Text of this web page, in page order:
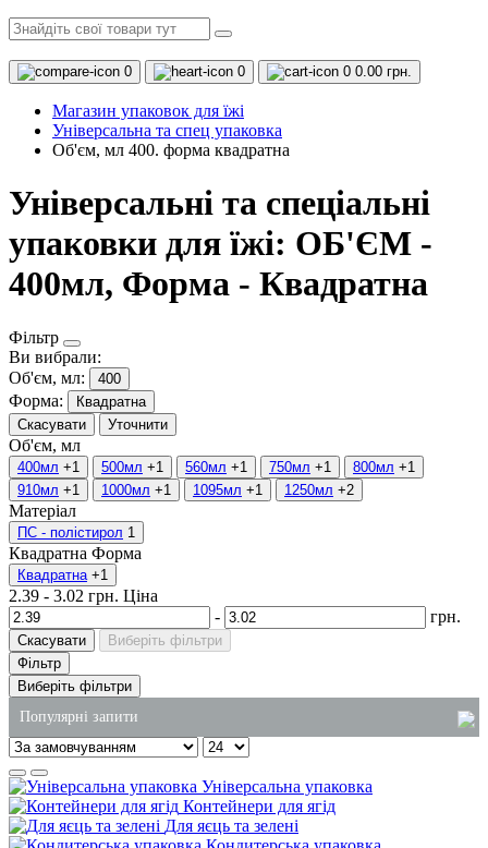
0 0 0 0.00 грн.
Магазин упаковок для їжі
Універсальна та спец упаковка
Об'єм, мл 400. форма квадратна
Універсальні та спеціальні
упаковки для їжі: ОБ'ЄМ -
400мл, Форма - Квадратна
Фільтр
Ви вибрали:
Об'єм, мл:
400
Форма:
Квадратна
Скасувати
Уточнити
Об'єм, мл
400мл +1 500мл +1 560мл +1 750мл +1 800мл +1
910мл +1 1000мл +1 1095мл +1 1250мл +2
Матеріал
ПС - полістирол 1
Квадратна Форма
Квадратна +1
2.39 - 3.02 грн. Ціна
-
грн.
Скасувати
Виберіть фільтри
Фільтр
Виберіть фільтри
Популярні запити
контейнер для соусу
контейнер для ролів
для унітаза засіб
Універсальна упаковка
Контейнери для ягід
Для яєць та зелені